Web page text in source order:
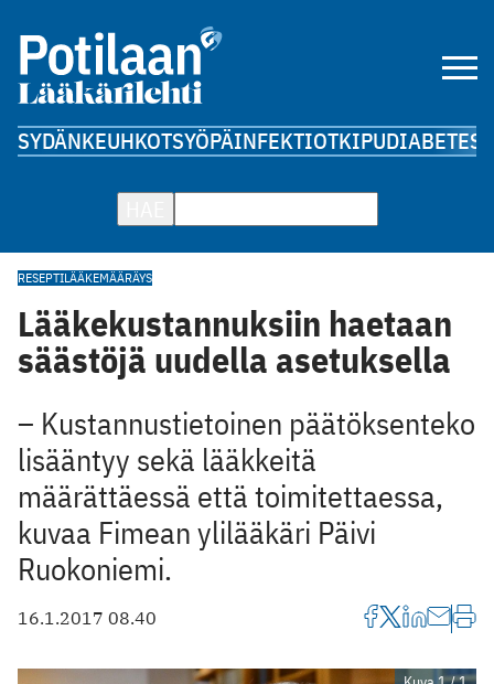
SYDÄNKEUHKOTSYÖPÄINFEKTIOTKIPUDIABETES
RESEPTILÄÄKEMÄÄRÄYS
Lääkekustannuksiin haetaan
säästöjä uudella asetuksella
– Kustannustietoinen päätöksenteko
lisääntyy sekä lääkkeitä
määrättäessä että toimitettaessa,
kuvaa Fimean ylilääkäri Päivi
Ruokoniemi.
16.1.2017 08.40